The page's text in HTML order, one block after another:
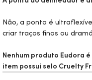
Não, a ponta é
criar traços finos ou
Nenhum produto Eudora
item possui selo Cruelty